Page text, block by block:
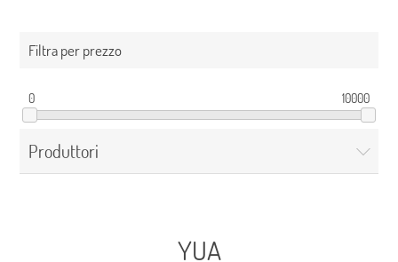
Filtra per prezzo
0 10000
Produttori
YUA